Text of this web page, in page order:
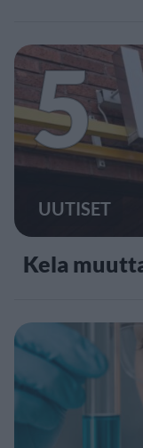
5
UUTISET
Kela